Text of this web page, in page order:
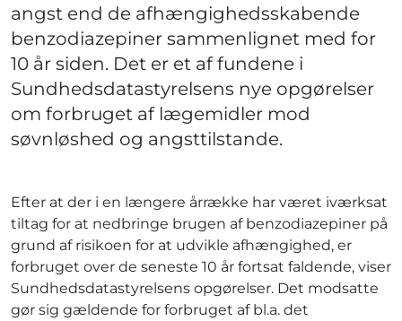
angst end de afhængighedsskabende
benzodiazepiner sammenlignet med for
10 år siden. Det er et af fundene i
Sundhedsdatastyrelsens nye opgørelser
om forbruget af lægemidler mod
søvnløshed og angsttilstande.
Efter at der i en længere årrække har været iværksat
tiltag for at nedbringe brugen af benzodiazepiner på
grund af risikoen for at udvikle afhængighed, er
forbruget over de seneste 10 år fortsat faldende, viser
Sundhedsdatastyrelsens opgørelser. Det modsatte
gør sig gældende for forbruget af bl.a. det